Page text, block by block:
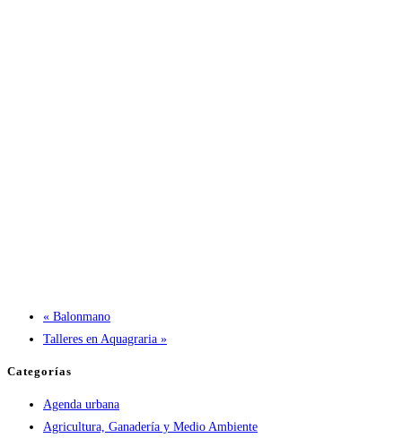
« Balonmano
Talleres en Aquagraria »
Categorías
Agenda urbana
Agricultura, Ganadería y Medio Ambiente